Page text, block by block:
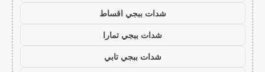
شدات ببجي اقساط
شدات ببجي تمارا
شدات ببجي تابي